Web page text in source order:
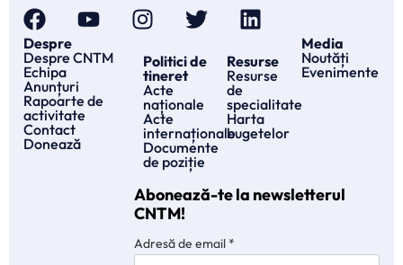
Despre
Despre CNTM
Echipa
Anunțuri
Rapoarte de
activitate
Contact
Donează
Politici de
tineret
Acte
naționale
Acte
internaționale
Documente
de poziție
Resurse
Resurse
de
specialitate
Harta
bugetelor
Media
Noutăți
Evenimente
Abonează-te la newsletterul
CNTM!
Adresă de email*